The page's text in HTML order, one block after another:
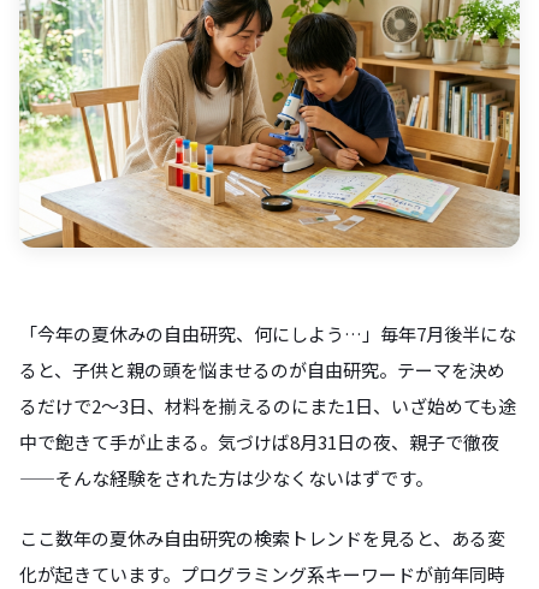
「今年の夏休みの自由研究、何にしよう…」毎年7月後半にな
ると、子供と親の頭を悩ませるのが自由研究。テーマを決め
るだけで2〜3日、材料を揃えるのにまた1日、いざ始めても途
中で飽きて手が止まる。気づけば8月31日の夜、親子で徹夜
——そんな経験をされた方は少なくないはずです。
ここ数年の夏休み自由研究の検索トレンドを見ると、ある変
化が起きています。プログラミング系キーワードが前年同時